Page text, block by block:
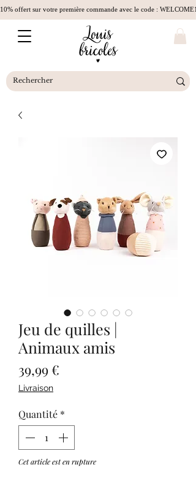
10% offert sur votre première commande avec le code :
Jeu de quilles |
Animaux amis
39,99 €
Livraison
Quantité *
Cet article est en rupture